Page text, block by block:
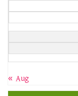
« Aug